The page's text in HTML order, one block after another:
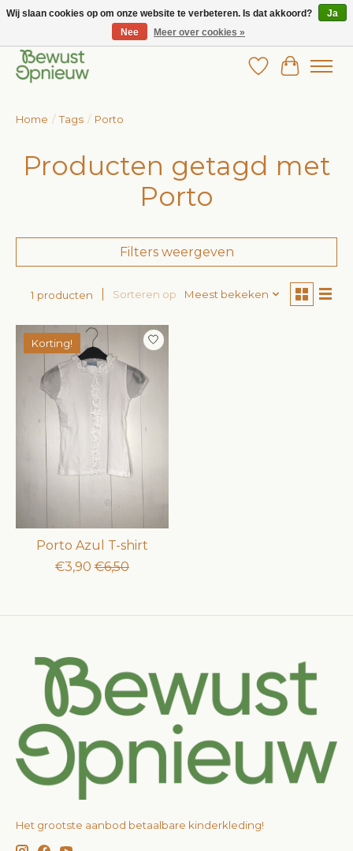
Wij bieden het grootste aanbod in betaalbare kinderkleding!
Verlanglijst
Home / Tags / Porto
Producten getagd met
Porto
Filters weergeven
1 producten Sorteren op Meest bekeken
Korting!
Porto Azul T-shirt
€3,90 €6,50
Het grootste aanbod betaalbare kinderkleding!
Wij slaan cookies op om onze website te verbeteren. Is dat akkoord?
Ja
Nee
Meer over cookies »